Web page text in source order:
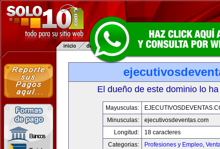
El dueño de este dominio lo
Mayusculas:
Minusculas:
ejecutivosdeventas.com
Longitud:
18 caracteres
Categorias:
Profesiones y Empleo,